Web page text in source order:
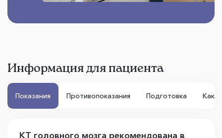
Информация для пациента
Показания Противопоказания Подготовка Как
КТ головного мозга рекомендована в